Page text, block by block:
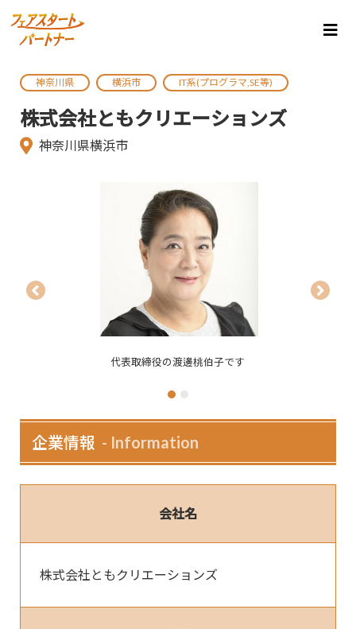
神奈川県 横浜市 IT系(プログラマ,SE等)
株式会社ともクリエーションズ
神奈川県横浜市
代表取締役の渡邊桃伯子です
企業情報 Information
会社名
株式会社ともクリエーションズ